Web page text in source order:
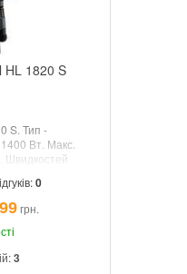
HL 1820 S
S. Тип -
Вт. Макс.
Швидкостей
- 3 шт.
50 ° C.
- 600 ° C. Вага -
0
грн.
3